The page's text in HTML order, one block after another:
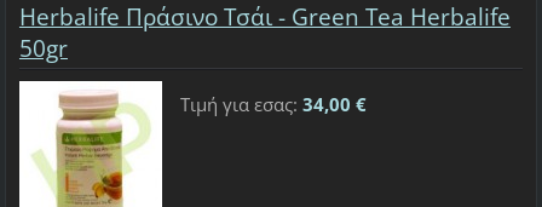
Herbalife Πράσινο Τσάι - Green Tea Herbalife
50gr
Τιμή για εσας: 34,00 €